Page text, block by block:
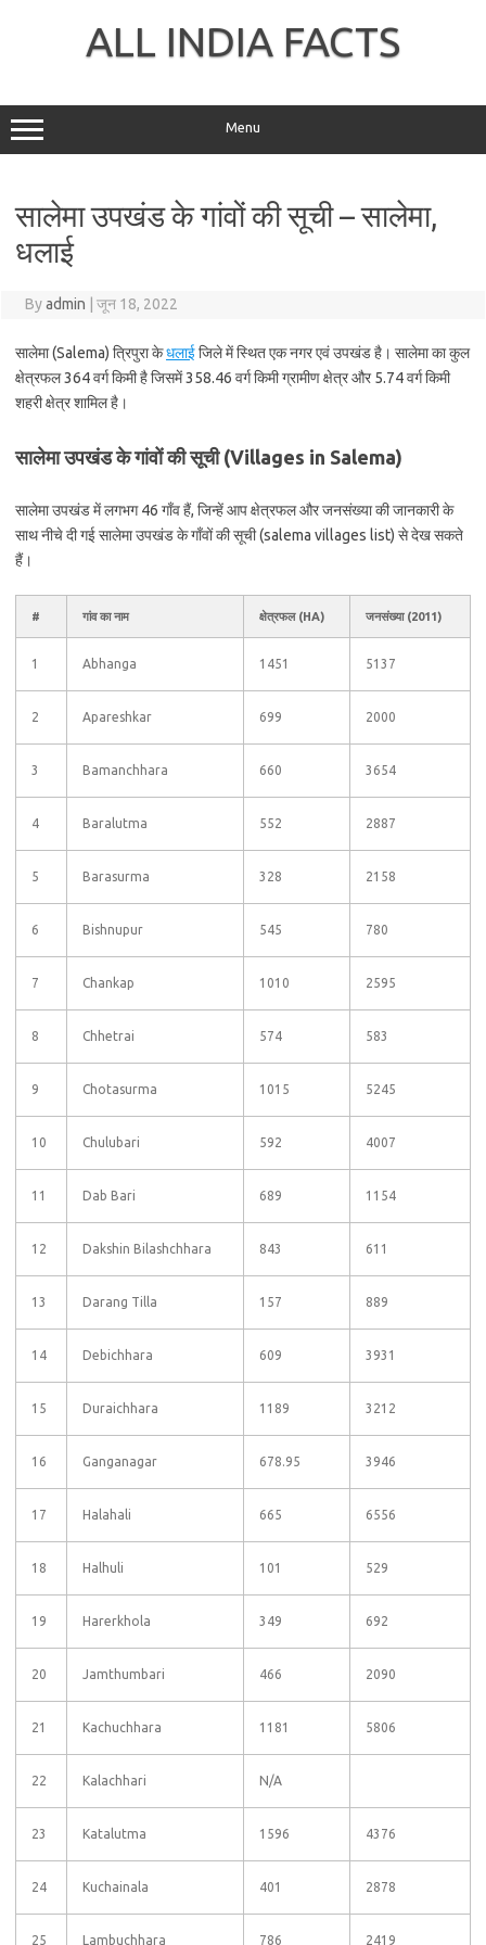
ALL INDIA FACTS
Menu
सालेमा उपखंड के गांवों की सूची – सालेमा,
धलाई
Byadmin जून 18, 2022
सालेमा (Salema) त्रिपुरा केधलाईजिले में स्थित एक नगर एवं उपखंड है। सालेमा का कुल
क्षेत्रफल 364 वर्ग किमी है जिसमें 358.46 वर्ग किमी ग्रामीण क्षेत्र और 5.74 वर्ग किमी
शहरी क्षेत्र शामिल है।
सालेमा उपखंड के गांवों की सूची (Villages in Salema)
सालेमा उपखंड में लगभग 46 गाँव हैं, जिन्हें आप क्षेत्रफल और जनसंख्या की जानकारी के
साथ नीचे दी गई सालेमा उपखंड के गाँवों की सूची (salema villages list) से देख सकते
हैं।
# गांव का नाम क्षेत्रफल (HA) जनसंख्या (2011)
1 Abhanga 1451 5137
2 Apareshkar 699 2000
3 Bamanchhara 660 3654
4 Baralutma 552 2887
5 Barasurma 328 2158
6 Bishnupur 545 780
7 Chankap 1010 2595
8 Chhetrai 574 583
9 Chotasurma 1015 5245
10 Chulubari 592 4007
11 Dab Bari 689 1154
12 Dakshin Bilashchhara 843 611
13 Darang Tilla 157 889
14 Debichhara 609 3931
15 Duraichhara 1189 3212
16 Ganganagar 678.95 3946
17 Halahali 665 6556
18 Halhuli 101 529
19 Harerkhola 349 692
20 Jamthumbari 466 2090
21 Kachuchhara 1181 5806
22 Kalachhari N/A
23 Katalutma 1596 4376
24 Kuchainala 401 2878
25 Lambuchhara 786 2419